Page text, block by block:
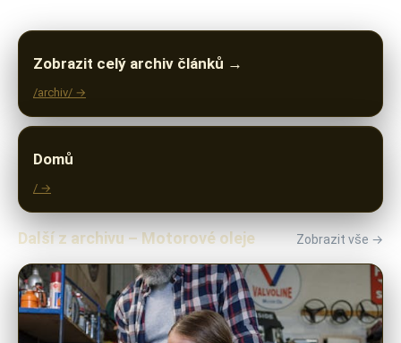
Zobrazit celý archiv článků →
/archiv/ →
Domů
/ →
Další z archivu – Motorové oleje Zobrazit vše →